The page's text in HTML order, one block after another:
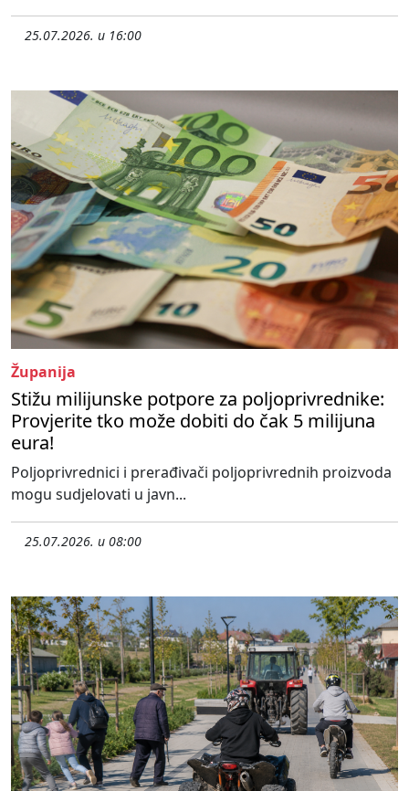
25.07.2026. u 16:00
Županija
Stižu milijunske potpore za poljoprivrednike:
Provjerite tko može dobiti do čak 5 milijuna
eura!
Poljoprivrednici i prerađivači poljoprivrednih proizvoda
mogu sudjelovati u javn...
25.07.2026. u 08:00